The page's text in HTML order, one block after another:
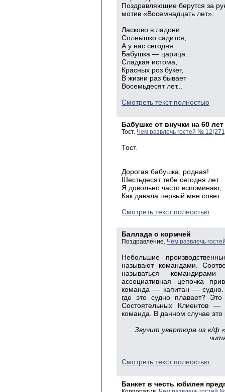
Поздравляющие берутся за
мотив «Восемнадцать лет».
Ласково в ладони
Солнышко садится,
А у нас сегодня
Бабушка — царица.
Сладкая истома,
Красных роз букет,
В жизни раз бывает
Восемьдесятлет...
Смотреть текст полностью
Бабушке от внучки на 60 лет
Тост. Чем развлечь гостей №
Тост.
Дорогая бабушка, родная!
Шестьдесят тебе сегодня лет.
Я довольно часто вспоминаю,
Как давала первый мне совет.
Смотреть текст полностью
Баллада о кормчей
Поздравление. Чем развлечь
Небольшие
называют командами.
называться
ассоциативная цепочка
команда — капитан — судно.
где это судно плавает?
Состоятельных Клиентов —
команда. В данном случае это
Звучит увертюра из к/ф
Смотреть текст полностью
Банкет в честь юбилея